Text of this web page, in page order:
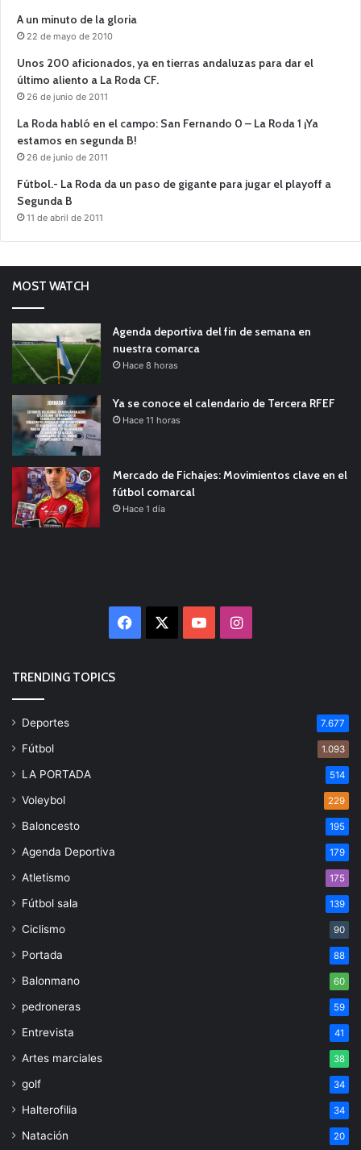
A un minuto de la gloria
22 de mayo de 2010
Unos 200 aficionados, ya en tierras andaluzas para dar el
último aliento a La Roda CF.
26 de junio de 2011
La Roda habló en el campo: San Fernando 0 – La Roda 1 ¡Ya
estamos en segunda B!
26 de junio de 2011
Fútbol.- La Roda da un paso de gigante para jugar el playoff a
Segunda B
11 de abril de 2011
MOST WATCH
Agenda deportiva del fin de semana en
nuestra comarca
Hace 8 horas
Ya se conoce el calendario de Tercera RFEF
Hace 11 horas
Mercado de Fichajes: Movimientos clave en el
fútbol comarcal
Hace 1 día
Facebook YouTubeInstagram
TRENDING TOPICS
Deportes 7.677
Fútbol 1.093
LA PORTADA 514
Voleybol 229
Baloncesto 195
Agenda Deportiva 179
Atletismo 175
Fútbol sala 139
Ciclismo 90
Portada 88
Balonmano 60
pedroneras 59
Entrevista 41
Artes marciales 38
golf 34
Halterofilia 34
Natación 20